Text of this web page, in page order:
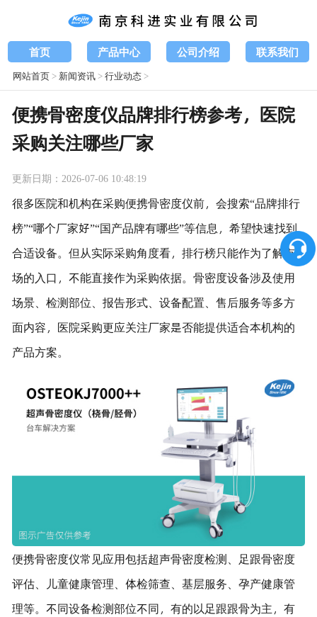
首页 产品中心 公司介绍 联系我们
网站首页> 新闻资讯>行业动态>
便携骨密度仪品牌排行榜参考，医院
采购关注哪些厂家
更新日期：2026-07-06 10:48:19
很多医院和机构在采购便携骨密度仪前，会搜索“品牌排行
榜”“哪个厂家好”“国产品牌有哪些”等信息，希望快速找到
合适设备。但从实际采购角度看，排行榜只能作为了解市
场的入口，不能直接作为采购依据。骨密度设备涉及使用
场景、检测部位、报告形式、设备配置、售后服务等多方
面内容，医院采购更应关注厂家是否能提供适合本机构的
产品方案。
便携骨密度仪常见应用包括超声骨密度检测、足跟骨密度
评估、儿童健康管理、体检筛查、基层服务、孕产健康管
理等。不同设备检测部位不同，有的以足跟跟骨为主，有